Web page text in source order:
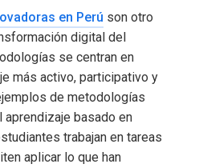
en Perú son otro
digital del
se centran en
más activo, participativo y
de metodologías
aprendizaje basado en
trabajan en tareas
aplicar lo que han